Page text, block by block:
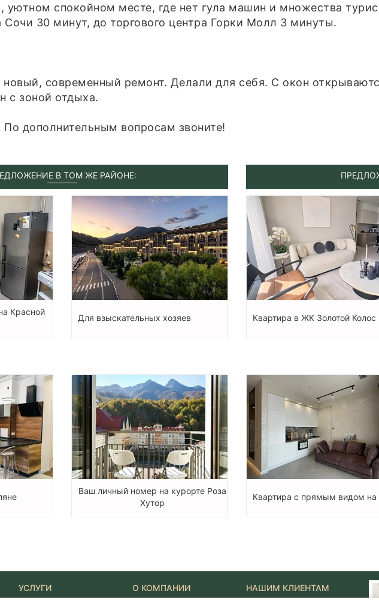
уютнoм cпoкойнoм мeсте, где нет гула машин и множества
30 минут, до торгового центра Горки Молл 3 минуты.
новый, современный ремонт. Делали для себя. С окон
с зоной отдыха.
По дополнительным вопросам звоните!
В ТОМ ЖЕ РАЙОНЕ:
Красной
Для взыскательных хозяев
Ваш личный номер на курорте Роза
Хутор
Квартира в ЖК Золотой Колос
Квартира с прямым видом
УСЛУГИ О КОМПАНИИ НАШИМ КЛИЕНТАМ